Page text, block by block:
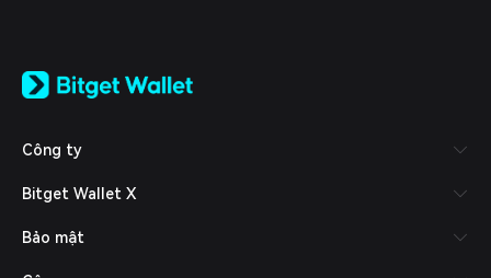
日本語
Español (Latinoamérica)
Italiano
Deutsch
Công ty
Bitget Wallet X
Bảo mật